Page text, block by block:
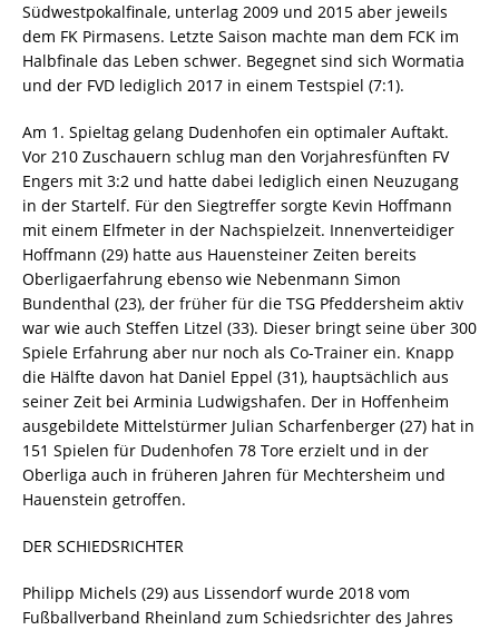
Südwestpokalfinale, unterlag 2009 und 2015 aber jeweils
dem FK Pirmasens. Letzte Saison machte man dem FCK im
Halbfinale das Leben schwer. Begegnet sind sich Wormatia
und der FVD lediglich 2017 in einem Testspiel (7:1).
Am 1. Spieltag gelang Dudenhofen ein optimaler Auftakt.
Vor 210 Zuschauern schlug man den Vorjahresfünften FV
Engers mit 3:2 und hatte dabei lediglich einen Neuzugang
in der Startelf. Für den Siegtreffer sorgte Kevin Hoffmann
mit einem Elfmeter in der Nachspielzeit. Innenverteidiger
Hoffmann (29) hatte aus Hauensteiner Zeiten bereits
Oberligaerfahrung ebenso wie Nebenmann Simon
Bundenthal (23), der früher für die TSG Pfeddersheim aktiv
war wie auch Steffen Litzel (33). Dieser bringt seine über 300
Spiele Erfahrung aber nur noch als Co-Trainer ein. Knapp
die Hälfte davon hat Daniel Eppel (31), hauptsächlich aus
seiner Zeit bei Arminia Ludwigshafen. Der in Hoffenheim
ausgebildete Mittelstürmer Julian Scharfenberger (27) hat in
151 Spielen für Dudenhofen 78 Tore erzielt und in der
Oberliga auch in früheren Jahren für Mechtersheim und
Hauenstein getroffen.
DER SCHIEDSRICHTER
Philipp Michels (29) aus Lissendorf wurde 2018 vom
Fußballverband Rheinland zum Schiedsrichter des Jahres